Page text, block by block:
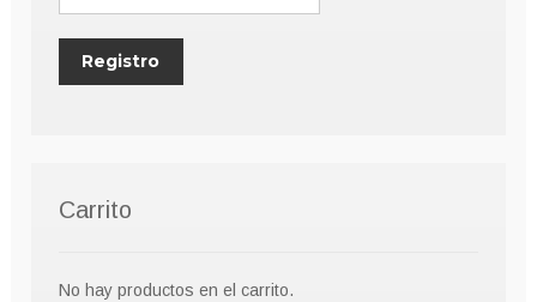
Carrito
No hay productos en el carrito.